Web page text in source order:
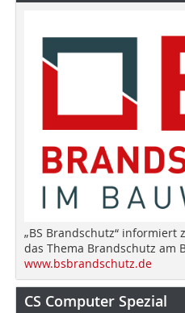
„BS Brandschutz“ informiert
das Thema Brandschutz am
www.bsbrandschutz.de
CS Computer Spezial